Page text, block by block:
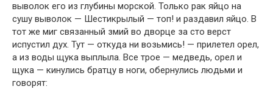
выволок его из глубины морской. Только рак яйцо на
сушу выволок — Шестикрылый — топ! и раздавил яйцо. В
тот же миг связанный змий во дворце за сто верст
испустил дух. Тут — откуда ни возьмись! — прилетел орел,
а из воды щука выплыла. Все трое — медведь, орел и
щука — кинулись братцу в ноги, обернулись людьми и
говорят: